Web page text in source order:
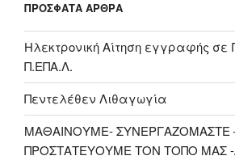
ΠΡΌΣΦΑΤΑ ΆΡΘΡΑ
Ηλεκτρονική Αίτηση εγγραφής σε
Π.ΕΠΑ.Λ.
Πεντελέθεν Λιθαγωγία
ΜΑΘΑΙΝΟΥΜΕ- ΣΥΝΕΡΓΑΖΟΜΑΣΤΕ
ΠΡΟΣΤΑΤΕΥΟΥΜΕ ΤΟΝ ΤΟΠΟ ΜΑΣ